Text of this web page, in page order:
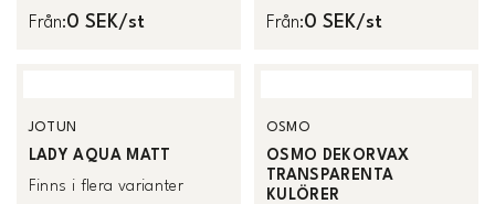
Från:0 SEK/st Från:0 SEK/st
JOTUN
LADY AQUA MATT
Finns i flera varianter
OSMO
OSMO DEKORVAX
TRANSPARENTA
KULÖRER